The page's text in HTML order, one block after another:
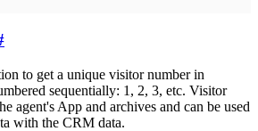
to get a unique visitor number in
sequentially: 1, 2, 3, etc. Visitor
agent's App and archives and can be used
with the CRM data.